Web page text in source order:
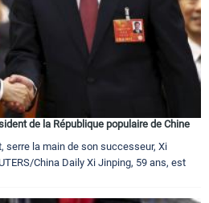
de la République populaire de Chine
serre la main de son successeur, Xi
China Daily Xi Jinping, 59 ans, est